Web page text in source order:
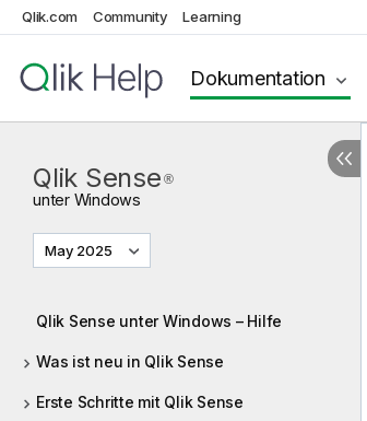
Qlik.com Community Learning
Dokumentation
Qlik Sense ®
unter Windows
May 2025
Qlik Sense unter Windows – Hilfe
Was ist neu in Qlik Sense
Erste Schritte mit Qlik Sense